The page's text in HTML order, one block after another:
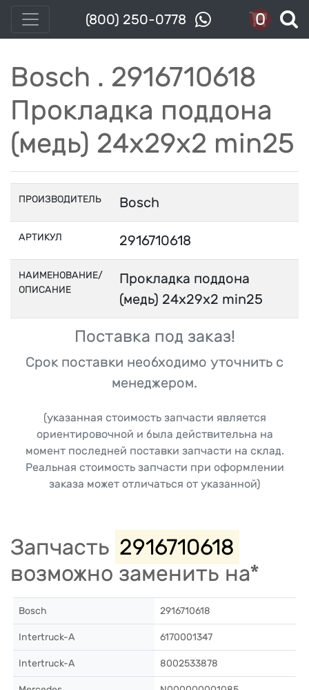
(800) 250-0778 0
Bosch . 2916710618
Прокладка поддона
(медь) 24x29x2 min25
ПРОИЗВОДИТЕЛЬ Bosch
АРТИКУЛ 2916710618
НАИМЕНОВАНИЕ/
ОПИСАНИЕ
Прокладка поддона
(медь) 24x29x2 min25
Поставка под заказ!
Срок поставки необходимо уточнить с
менеджером.
(указанная стоимость запчасти является
ориентировочной и была действительна на
момент последней поставки запчасти на склад.
Реальная стоимость запчасти при оформлении
заказа может отличаться от указанной)
Запчасть 2916710618
возможно заменить на*
Bosch 2916710618
Intertruck-A 6170001347
Intertruck-A 8002533878